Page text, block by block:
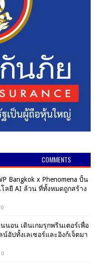
COMMENTS
Bangkok x Phenomena ปั้น
ลยี AI ล้วน ที่ทั้งหมดถูกสร้าง
0
อน เดินเกมรุกพรินเตอร์เพื่อ
อัปทั้งเลเซอร์และอิงก์เจ็ตมา
0